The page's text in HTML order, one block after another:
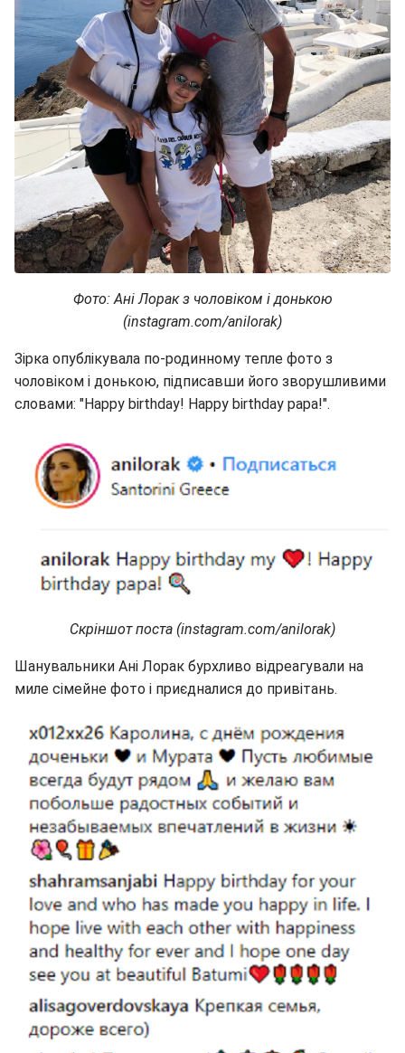
Фото: Ані Лорак з чоловіком і донькою
(instagram.com/anilorak)
Зірка опублікувала по-родинному тепле фото з
чоловіком і донькою, підписавши його зворушливими
словами: "Happy birthday! Happy birthday papa!".
Скріншот поста (instagram.com/anilorak)
Шанувальники Ані Лорак бурхливо відреагували на
миле сімейне фото і приєдналися до привітань.